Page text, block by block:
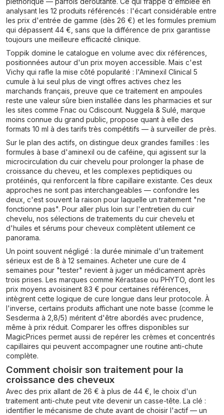
analysant les 12 produits référencés : l'écart considérable entre
les prix d'entrée de gamme (dès 26 €) et les formules premium
qui dépassent 44 €, sans que la différence de prix garantisse
toujours une meilleure efficacité clinique.
Toppik domine le catalogue en volume avec dix références,
positionnées autour d'un prix moyen accessible. Mais c'est
Vichy qui rafle la mise côté popularité : l'Aminexil Clinical 5
cumule à lui seul plus de vingt offres actives chez les
marchands français, preuve que ce traitement en ampoules
reste une valeur sûre bien installée dans les pharmacies et sur
les sites comme Fnac ou Cdiscount. Nuggela & Sulé, marque
moins connue du grand public, propose quant à elle des
formats 10 ml à des tarifs très compétitifs — à surveiller de près.
Sur le plan des actifs, on distingue deux grandes familles : les
formules à base d'aminexil ou de caféine, qui agissent sur la
microcirculation du cuir chevelu pour prolonger la phase de
croissance du cheveu, et les complexes peptidiques ou
protéinés, qui renforcent la fibre capillaire existante. Ces deux
approches ne sont pas interchangeables — confondre les
deux, c'est souvent la raison pour laquelle un traitement "ne
fonctionne pas". Pour aller plus loin sur l'entretien du cuir
chevelu, nos sélections de traitements du cuir chevelu et
d'huiles et sérums pour cheveux complètent utilement ce
panorama.
Un point souvent négligé : la durée minimale d'un traitement
sérieux est de 8 à 12 semaines. Acheter une cure de 4
semaines pour "tester" revient à juger un médicament après
trois prises. Les marques comme Kérastase ou PHYTO, dont les
prix moyens avoisinent 83 € pour certaines références,
intègrent cette logique de cure longue dans leur protocole. À
l'inverse, certains produits affichant une note basse (comme le
Sesderma à 2,8/5) méritent d'être abordés avec prudence,
même à prix réduit. Comparer les offres disponibles sur
MagicPrices permet aussi de repérer les crèmes et concentrés
capillaires qui peuvent accompagner une routine anti-chute
complète.
Comment choisir son traitement pour la
croissance des cheveux
Avec des prix allant de 26 € à plus de 44 €, le choix d'un
traitement anti-chute peut vite devenir un casse-tête. La clé :
identifier le mécanisme de chute avant de choisir l'actif — un